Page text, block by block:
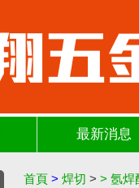
最新消息
首頁 > 焊切 > > 氬焊